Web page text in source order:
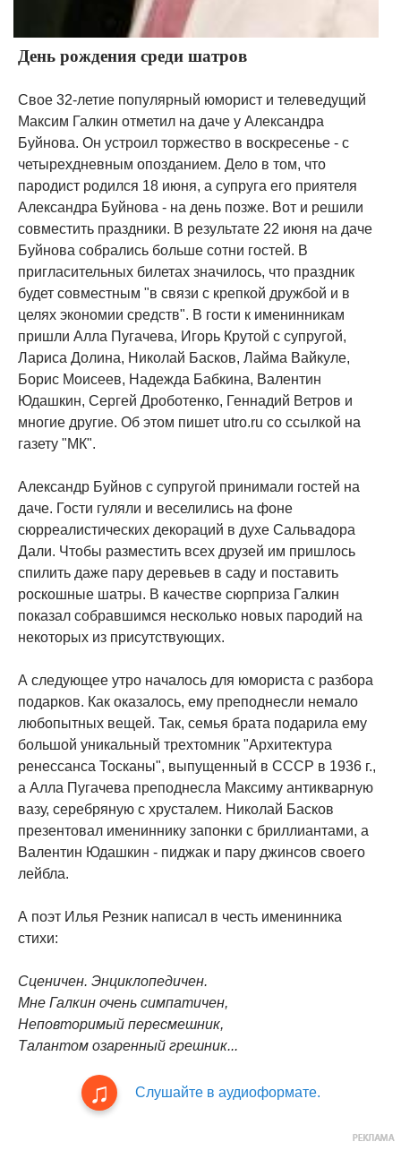
День рождения среди шатров
Свое 32-летие популярный юморист и телеведущий
Максим Галкин отметил на даче у Александра
Буйнова. Он устроил торжество в воскресенье - с
четырехдневным опозданием. Дело в том, что
пародист родился 18 июня, а супруга его приятеля
Александра Буйнова - на день позже. Вот и решили
совместить праздники. В результате 22 июня на даче
Буйнова собрались больше сотни гостей. В
пригласительных билетах значилось, что праздник
будет совместным "в связи с крепкой дружбой и в
целях экономии средств". В гости к именинникам
пришли Алла Пугачева, Игорь Крутой с супругой,
Лариса Долина, Николай Басков, Лайма Вайкуле,
Борис Моисеев, Надежда Бабкина, Валентин
Юдашкин, Сергей Дроботенко, Геннадий Ветров и
многие другие. Об этом пишет utro.ru со ссылкой на
газету "МК".
Александр Буйнов с супругой принимали гостей на
даче. Гости гуляли и веселились на фоне
сюрреалистических декораций в духе Сальвадора
Дали. Чтобы разместить всех друзей им пришлось
спилить даже пару деревьев в саду и поставить
роскошные шатры. В качестве сюрприза Галкин
показал собравшимся несколько новых пародий на
некоторых из присутствующих.
А следующее утро началось для юмориста с разбора
подарков. Как оказалось, ему преподнесли немало
любопытных вещей. Так, семья брата подарила ему
большой уникальный трехтомник "Архитектура
ренессанса Тосканы", выпущенный в СССР в 1936 г.,
а Алла Пугачева преподнесла Максиму антикварную
вазу, серебряную с хрусталем. Николай Басков
презентовал имениннику запонки с бриллиантами, а
Валентин Юдашкин - пиджак и пару джинсов своего
лейбла.
А поэт Илья Резник написал в честь именинника
стихи:
Сценичен. Энциклопедичен.
Мне Галкин очень симпатичен,
Неповторимый пересмешник,
Талантом озаренный грешник...
Слушайте в аудиоформате.